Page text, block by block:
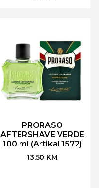
PRORASO
AFTERSHAVE VERDE
100 ml (Artikal 1572)
13,50 KM